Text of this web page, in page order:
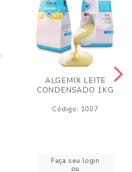
ALGEMIX LEITE
CONDENSADO 1KG
Código: 1007
Faça seu login
ou